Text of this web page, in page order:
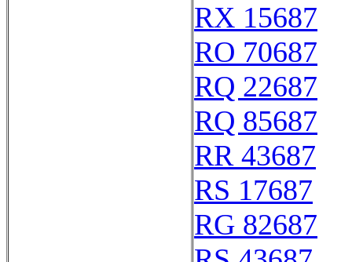
RX 15687
RO 70687
RQ 22687
RQ 85687
RR 43687
RS 17687
RG 82687